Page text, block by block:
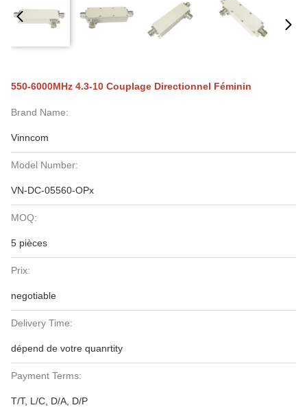
550-6000MHz 4.3-10 Couplage Directionnel Féminin
Brand Name:
Vinncom
Model Number:
VN-DC-05560-OPx
MOQ:
5 pièces
Prix:
negotiable
Delivery Time:
dépend de votre quanrtity
Payment Terms:
T/T, L/C, D/A, D/P